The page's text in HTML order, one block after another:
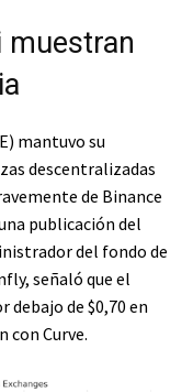
muestran
mantuvo su
descentralizadas
de Binance
publicación del
del fondo de
señaló que el
debajo de $0,70 en
con Curve.